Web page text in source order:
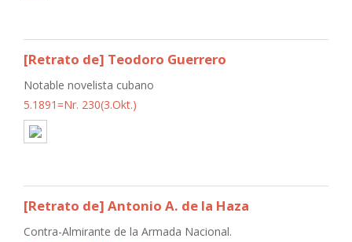
[Retrato de] Teodoro Guerrero
Notable novelista cubano
5.1891=Nr. 230(3.Okt.)
[Retrato de] Antonio A. de la Haza
Contra-Almirante de la Armada Nacional.